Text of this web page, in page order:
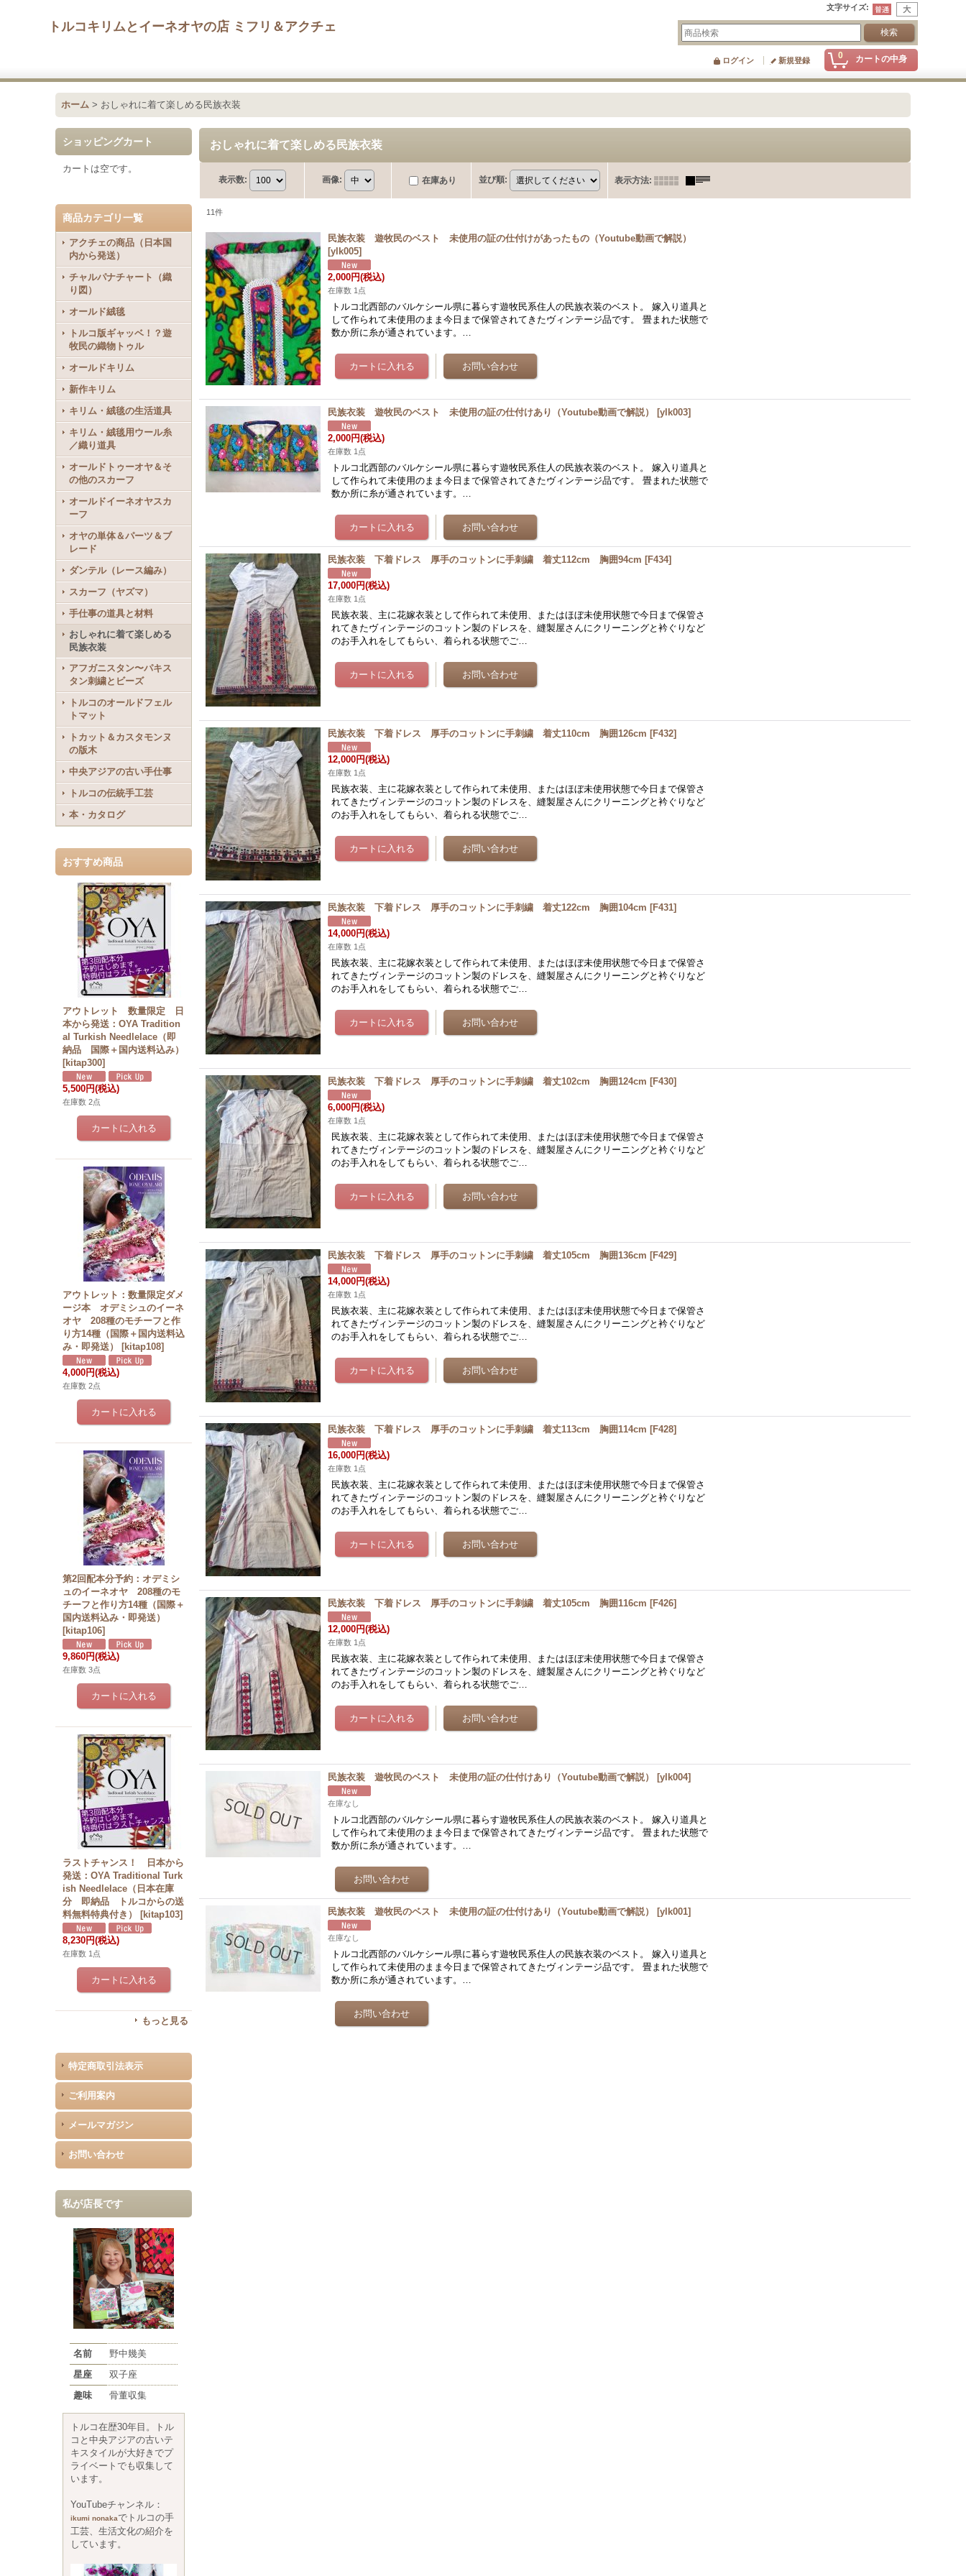
文字サイズ:
トルコキリムとイーネオヤの店 ミフリ＆アクチェ
0 カートの中身
ログイン 新規登録
ホーム > おしゃれに着て楽しめる民族衣装
ショッピングカート
カートは空です。
商品カテゴリ一覧
アクチェの商品（日本国
内から発送）
チャルパナチャート（織
り図）
オールド絨毯
トルコ版ギャッベ！？遊
牧民の織物トゥル
オールドキリム
新作キリム
キリム・絨毯の生活道具
キリム・絨毯用ウール糸
／織り道具
オールドトゥーオヤ＆そ
の他のスカーフ
オールドイーネオヤスカ
ーフ
オヤの単体＆パーツ＆ブ
レード
ダンテル（レース編み）
スカーフ（ヤズマ）
手仕事の道具と材料
おしゃれに着て楽しめる
民族衣装
アフガニスタン〜パキス
タン刺繍とビーズ
トルコのオールドフェル
トマット
トカット＆カスタモンヌ
の版木
中央アジアの古い手仕事
トルコの伝統手工芸
本・カタログ
おすすめ商品
アウトレット 数量限定 日
本から発送：OYA Tradition
al Turkish Needlelace（即
納品 国際＋国内送料込み）
[kitap300]
5,500円(税込)
在庫数 2点
アウトレット：数量限定ダメ
ージ本 オデミシュのイーネ
オヤ 208種のモチーフと作
り方14種（国際＋国内送料込
み・即発送）
[kitap108]
4,000円(税込)
在庫数 2点
第2回配本分予約：オデミシ
ュのイーネオヤ 208種のモ
チーフと作り方14種（国際＋
国内送料込み・即発送）
[kitap106]
9,860円(税込)
在庫数 3点
ラストチャンス！ 日本から
発送：OYA Traditional Turk
ish Needlelace（日本在庫
分 即納品 トルコからの送
料無料特典付き）
[kitap103]
8,230円(税込)
在庫数 1点
もっと見る
特定商取引法表示
ご利用案内
メールマガジン
お問い合わせ
私が店長です
名前
野中幾美
星座
双子座
趣味
骨董収集
トルコ在歴30年目。トル
コと中央アジアの古いテ
キスタイルが大好きでプ
ライベートでも収集して
います。
YouTubeチャンネル：
ikumi nonakaでトルコの手
工芸、生活文化の紹介を
しています。
おしゃれに着て楽しめる民族衣装
表示数: 画像: 在庫あり 並び順: 表示方法:
11件
民族衣装 遊牧民のベスト 未使用の証の仕付けがあったもの（Youtube動画で解説）
[ylk005]
2,000円(税込)
在庫数 1点
トルコ北西部のバルケシール県に暮らす遊牧民系住人の民族衣装のベスト。 嫁入り道具と
して作られて未使用のまま今日まで保管されてきたヴィンテージ品です。 畳まれた状態で
数か所に糸が通されています。…
民族衣装 遊牧民のベスト 未使用の証の仕付けあり（Youtube動画で解説） [ylk003]
2,000円(税込)
在庫数 1点
トルコ北西部のバルケシール県に暮らす遊牧民系住人の民族衣装のベスト。 嫁入り道具と
して作られて未使用のまま今日まで保管されてきたヴィンテージ品です。 畳まれた状態で
数か所に糸が通されています。…
民族衣装 下着ドレス 厚手のコットンに手刺繍 着丈112cm 胸囲94cm [F434]
17,000円(税込)
在庫数 1点
民族衣装、主に花嫁衣装として作られて未使用、またはほぼ未使用状態で今日まで保管さ
れてきたヴィンテージのコットン製のドレスを、縫製屋さんにクリーニングと衿ぐりなど
のお手入れをしてもらい、着られる状態でご…
民族衣装 下着ドレス 厚手のコットンに手刺繍 着丈110cm 胸囲126cm [F432]
12,000円(税込)
在庫数 1点
民族衣装、主に花嫁衣装として作られて未使用、またはほぼ未使用状態で今日まで保管さ
れてきたヴィンテージのコットン製のドレスを、縫製屋さんにクリーニングと衿ぐりなど
のお手入れをしてもらい、着られる状態でご…
民族衣装 下着ドレス 厚手のコットンに手刺繍 着丈122cm 胸囲104cm [F431]
14,000円(税込)
在庫数 1点
民族衣装、主に花嫁衣装として作られて未使用、またはほぼ未使用状態で今日まで保管さ
れてきたヴィンテージのコットン製のドレスを、縫製屋さんにクリーニングと衿ぐりなど
のお手入れをしてもらい、着られる状態でご…
民族衣装 下着ドレス 厚手のコットンに手刺繍 着丈102cm 胸囲124cm [F430]
6,000円(税込)
在庫数 1点
民族衣装、主に花嫁衣装として作られて未使用、またはほぼ未使用状態で今日まで保管さ
れてきたヴィンテージのコットン製のドレスを、縫製屋さんにクリーニングと衿ぐりなど
のお手入れをしてもらい、着られる状態でご…
民族衣装 下着ドレス 厚手のコットンに手刺繍 着丈105cm 胸囲136cm [F429]
14,000円(税込)
在庫数 1点
民族衣装、主に花嫁衣装として作られて未使用、またはほぼ未使用状態で今日まで保管さ
れてきたヴィンテージのコットン製のドレスを、縫製屋さんにクリーニングと衿ぐりなど
のお手入れをしてもらい、着られる状態でご…
民族衣装 下着ドレス 厚手のコットンに手刺繍 着丈113cm 胸囲114cm [F428]
16,000円(税込)
在庫数 1点
民族衣装、主に花嫁衣装として作られて未使用、またはほぼ未使用状態で今日まで保管さ
れてきたヴィンテージのコットン製のドレスを、縫製屋さんにクリーニングと衿ぐりなど
のお手入れをしてもらい、着られる状態でご…
民族衣装 下着ドレス 厚手のコットンに手刺繍 着丈105cm 胸囲116cm [F426]
12,000円(税込)
在庫数 1点
民族衣装、主に花嫁衣装として作られて未使用、またはほぼ未使用状態で今日まで保管さ
れてきたヴィンテージのコットン製のドレスを、縫製屋さんにクリーニングと衿ぐりなど
のお手入れをしてもらい、着られる状態でご…
民族衣装 遊牧民のベスト 未使用の証の仕付けあり（Youtube動画で解説） [ylk004]
在庫なし
トルコ北西部のバルケシール県に暮らす遊牧民系住人の民族衣装のベスト。 嫁入り道具と
して作られて未使用のまま今日まで保管されてきたヴィンテージ品です。 畳まれた状態で
数か所に糸が通されています。…
民族衣装 遊牧民のベスト 未使用の証の仕付けあり（Youtube動画で解説） [ylk001]
在庫なし
トルコ北西部のバルケシール県に暮らす遊牧民系住人の民族衣装のベスト。 嫁入り道具と
して作られて未使用のまま今日まで保管されてきたヴィンテージ品です。 畳まれた状態で
数か所に糸が通されています。…